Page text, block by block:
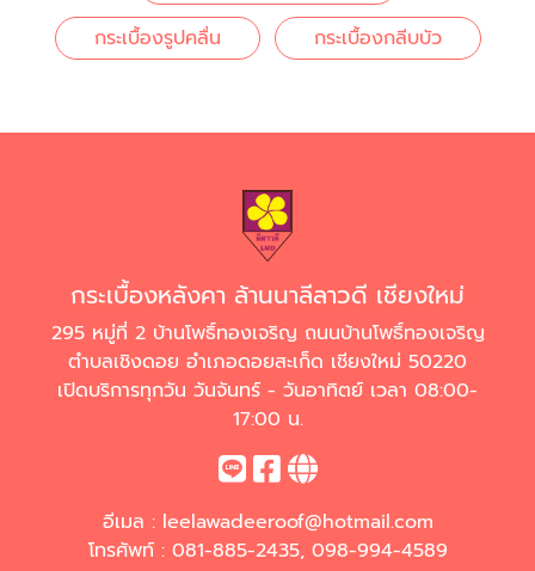
กระเบื้องรูปคลื่น
กระเบื้องกลีบบัว
กระเบื้องหลังคา ล้านนาลีลาวดี เชียงใหม่
295 หมู่ที่ 2 บ้านโพธิ์ทองเจริญ ถนนบ้านโพธิ์ทองเจริญ
ตำบลเชิงดอย อำเภอดอยสะเก็ด เชียงใหม่ 50220
เปิดบริการทุกวัน วันจันทร์ - วันอาทิตย์ เวลา 08:00-
17:00 น.
อีเมล : leelawadeeroof@hotmail.com
โทรศัพท์ : 081-885-2435, 098-994-4589